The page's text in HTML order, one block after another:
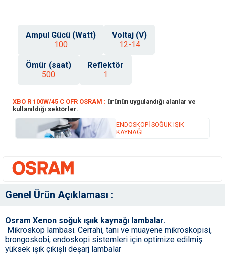
Ampul Gücü (Watt)
100
Voltaj (V)
12-14
Ömür (saat)
500
Reflektör
1
XBO R 100W/45 C OFR OSRAM : ürünün uygulandığı alanlar ve
kullanıldığı sektörler.
ENDOSKOPİ SOĞUK IŞIK
KAYNAĞI
Genel Ürün Açıklaması :
Osram Xenon soğuk ışıık kaynağı lambalar.
Mikroskop lambası. Cerrahi, tanı ve muayene mikroskopisi,
brongoskobi, endoskopi sistemleri için optimize edilmiş
yüksek ışık çıkışlı deşarj lambalar